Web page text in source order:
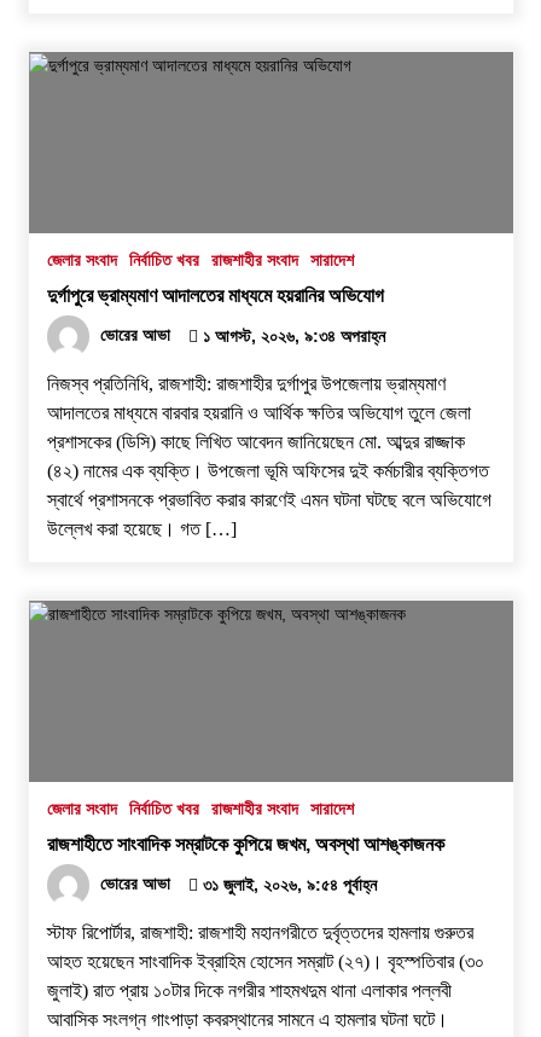
জেলার সংবাদ নির্বাচিত খবর রাজশাহীর সংবাদ সারাদেশ
দুর্গাপুরে ভ্রাম্যমাণ আদালতের মাধ্যমে হয়রানির অভিযোগ
ভোরের আভা ১ আগস্ট, ২০২৬, ৯:৩৪ অপরাহ্ন
নিজস্ব প্রতিনিধি, রাজশাহী: রাজশাহীর দুর্গাপুর উপজেলায় ভ্রাম্যমাণ
আদালতের মাধ্যমে বারবার হয়রানি ও আর্থিক ক্ষতির অভিযোগ তুলে জেলা
প্রশাসকের (ডিসি) কাছে লিখিত আবেদন জানিয়েছেন মো. আব্দুর রাজ্জাক
(৪২) নামের এক ব্যক্তি। উপজেলা ভূমি অফিসের দুই কর্মচারীর ব্যক্তিগত
স্বার্থে প্রশাসনকে প্রভাবিত করার কারণেই এমন ঘটনা ঘটছে বলে অভিযোগে
উল্লেখ করা হয়েছে। ​গত […]
জেলার সংবাদ নির্বাচিত খবর রাজশাহীর সংবাদ সারাদেশ
রাজশাহীতে সাংবাদিক সম্রাটকে কুপিয়ে জখম, অবস্থা আশঙ্কাজনক
ভোরের আভা ৩১ জুলাই, ২০২৬, ৯:৫৪ পূর্বাহ্ন
স্টাফ রিপোর্টার, রাজশাহী: রাজশাহী মহানগরীতে দুর্বৃত্তদের হামলায় গুরুতর
আহত হয়েছেন সাংবাদিক ইব্রাহিম হোসেন সম্রাট (২৭)। বৃহস্পতিবার (৩০
জুলাই) রাত প্রায় ১০টার দিকে নগরীর শাহমখদুম থানা এলাকার পল্লবী
আবাসিক সংলগ্ন গাংপাড়া কবরস্থানের সামনে এ হামলার ঘটনা ঘটে।